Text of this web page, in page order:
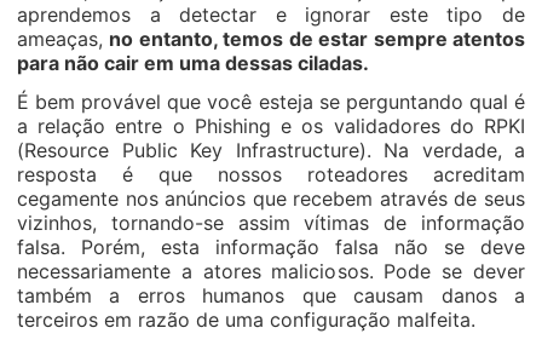
aprendemos a detectar e ignorar este tipo de
ameaças, no entanto, temos de estar sempre atentos
para não cair em uma dessas ciladas.
É bem provável que você esteja se perguntando qual é
a relação entre o Phishing e os validadores do RPKI
(Resource Public Key Infrastructure). Na verdade, a
resposta é que nossos roteadores acreditam
cegamente nos anúncios que recebem através de seus
vizinhos, tornando-se assim vítimas de informação
falsa. Porém, esta informação falsa não se deve
necessariamente a atores maliciosos. Pode se dever
também a erros humanos que causam danos a
terceiros em razão de uma configuração malfeita.